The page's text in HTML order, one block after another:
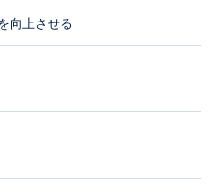
向上させる